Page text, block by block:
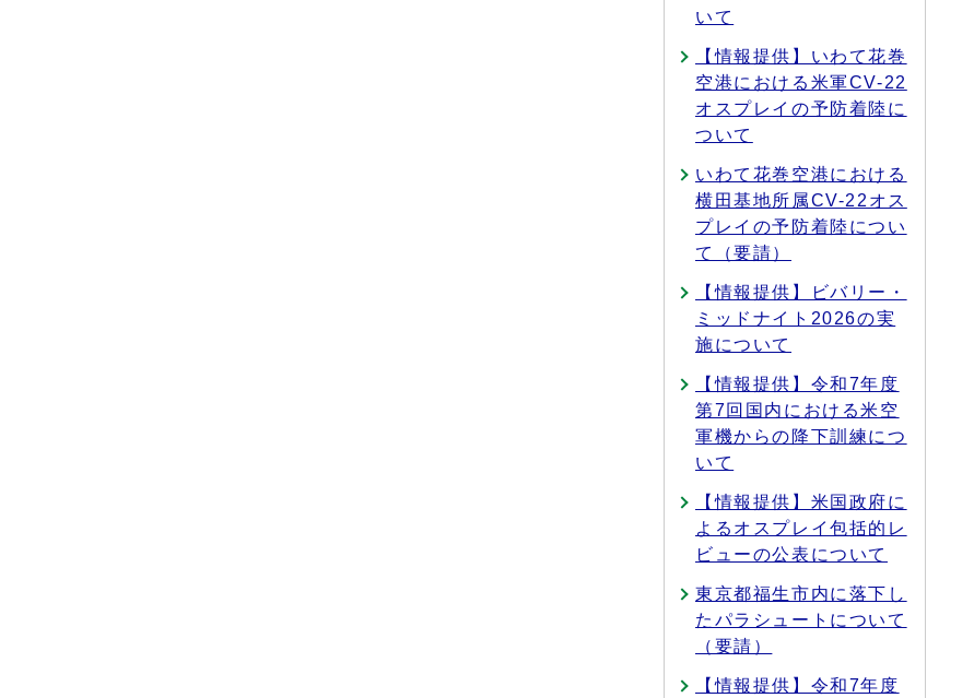
いて
【情報提供】いわて花巻
空港における米軍CV-22
オスプレイの予防着陸に
ついて
いわて花巻空港における
横田基地所属CV-22オス
プレイの予防着陸につい
て（要請）
【情報提供】ビバリー・
ミッドナイト2026の実
施について
【情報提供】令和7年度
第7回国内における米空
軍機からの降下訓練につ
いて
【情報提供】米国政府に
よるオスプレイ包括的レ
ビューの公表について
東京都福生市内に落下し
たパラシュートについて
（要請）
【情報提供】令和7年度